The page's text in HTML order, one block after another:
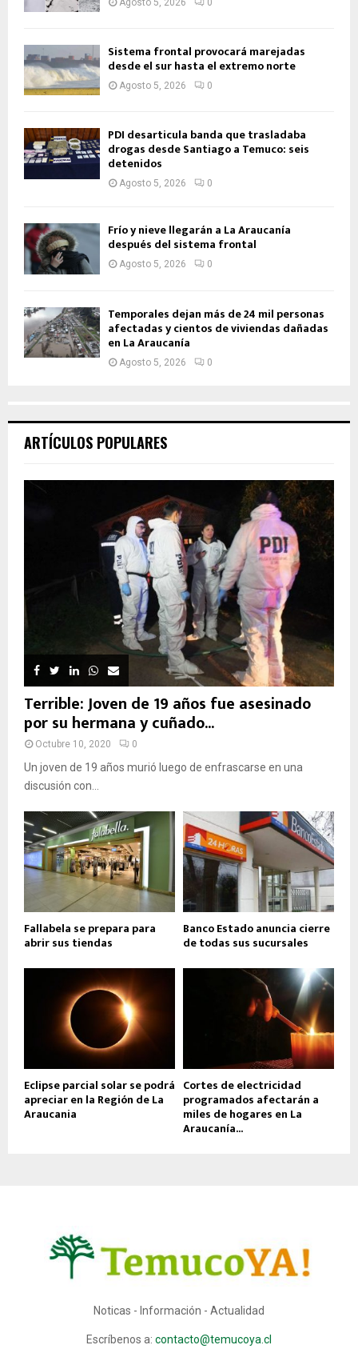
Sistema frontal provocará marejadas
desde el sur hasta el extremo norte
Agosto 5, 2026 0
PDI desarticula banda que trasladaba
drogas desde Santiago a Temuco: seis
detenidos
Agosto 5, 2026 0
Frío y nieve llegarán a La Araucanía
después del sistema frontal
Agosto 5, 2026 0
Temporales dejan más de 24 mil personas
afectadas y cientos de viviendas dañadas
en La Araucanía
Agosto 5, 2026 0
ARTÍCULOS POPULARES
Terrible: Joven de 19 años fue asesinado
por su hermana y cuñado...
Octubre 10, 2020 0
Un joven de 19 años murió luego de enfrascarse en una
discusión con...
Fallabela se prepara para
abrir sus tiendas
Banco Estado anuncia cierre
de todas sus sucursales
Eclipse parcial solar se podrá
apreciar en la Región de La
Araucania
Cortes de electricidad
programados afectarán a
miles de hogares en La
Araucanía...
Noticas - Información - Actualidad
Escríbenos a: contacto@temucoya.cl